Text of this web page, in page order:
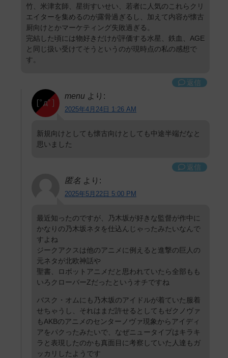
竹、米津玄師、星街すいせい、若者に人気のこれらクリ
エイターを集めるのが露骨過ぎるし、加えて内容が懐古
厨向けとかマーケティング失敗過ぎる。
完結した頃には物好きだけが評価する水星、鉄血、AGE
と同じ扱い受けてそうというのが現時点の私の感想で
す。
返信
menu より:
2025年4月24日 1:26 AM
新規向けとしても懐古向けとしても中途半端だなと
思いました
返信
匿名 より:
2025年5月22日 5:00 PM
最近知ったのですが、乃木坂が好きな監督が作中に
かなりの乃木坂ネタを仕込んじゃったみたいなんで
すよね
ジークアクスは他のアニメに例えると進撃の巨人の
元ネタが北欧神話や
聖書、ロボットアニメだと思われていたら全部もも
いろクローバーZだったというオチですね
バスク・オムにも乃木坂のアイドルが着ていた服着
せちゃうし、それはまだ許せるとしてもゼクノヴァ
もAKBのアニメのセンターノヴァ現象からアイディ
アをパクったみたいで、なぜニュータイプはキラキ
ラと表現したのかも真面目に考察していた人達もガ
ッカリしたようです